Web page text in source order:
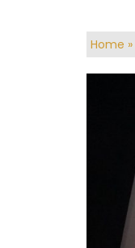
Home »